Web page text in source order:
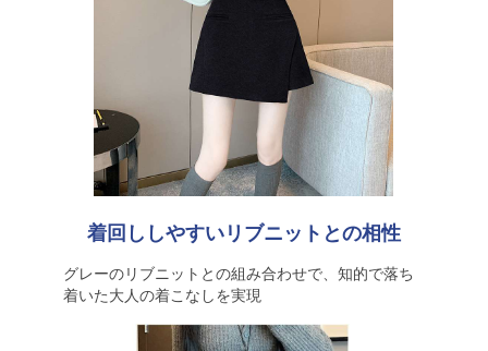
着回ししやすいリブニットとの相性
グレーのリブニットとの組み合わせで、知的で落ち
着いた大人の着こなしを実現